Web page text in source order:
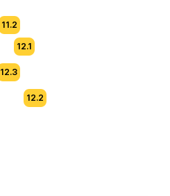
11.2
12.1
12.2
12.3